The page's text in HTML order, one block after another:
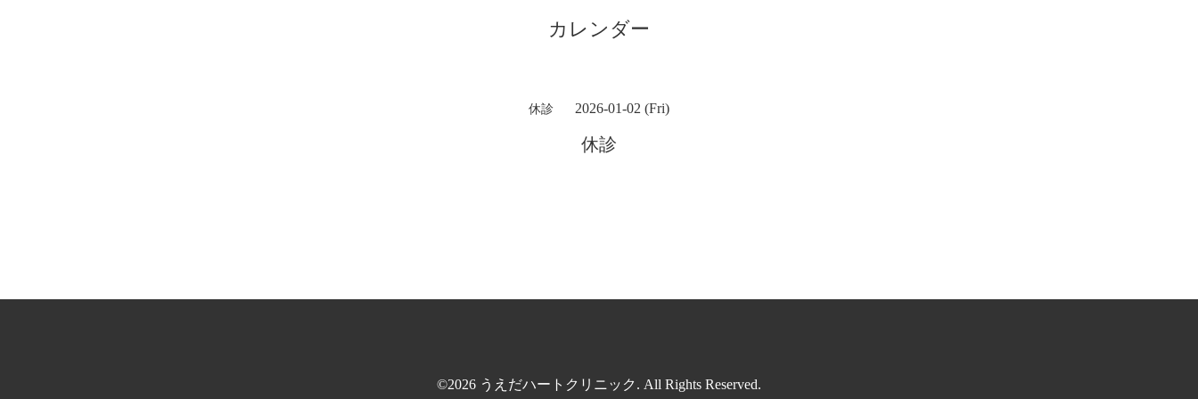
カレンダー
休診 2026-01-02 (Fri)
休診
©2026 うえだハートクリニック . All Rights Reserved.